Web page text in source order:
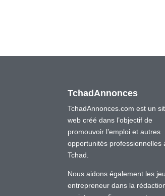
TchadAnnonces
TchadAnnonces.com est un
web créé dans l’objectif de
promouvoir l’emploi et autres
opportunités professionnelles
Tchad.
Nous aidons également les
entrepreneur dans la